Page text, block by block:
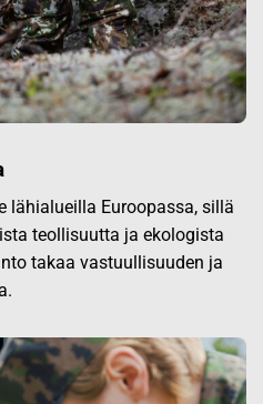
lähialueilla Euroopassa, sillä
teollisuutta ja ekologista
takaa vastuullisuuden ja